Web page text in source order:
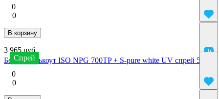
0
0
В корзину
Спрей
3 965 руб.
Белый Гелькоут ISO NPG 700TP + S-pure white UV спрей 5 кг
0
0